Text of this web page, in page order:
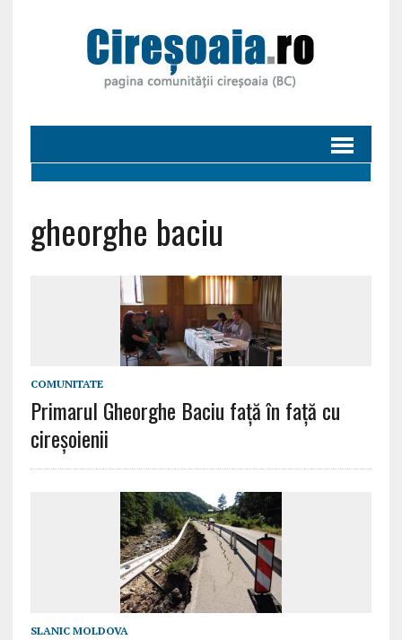
gheorghe baciu
COMUNITATE
Primarul Gheorghe Baciu față în față cu
cireșoienii
SLANIC MOLDOVA